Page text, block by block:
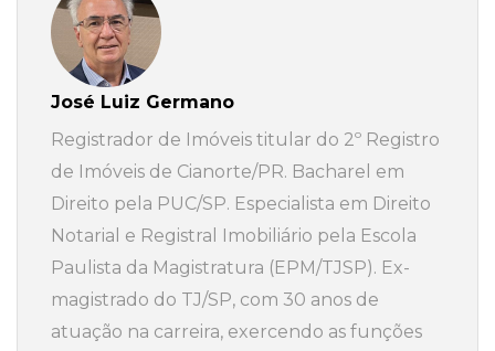
José Luiz Germano
Registrador de Imóveis titular do 2º Registro
de Imóveis de Cianorte/PR. Bacharel em
Direito pela PUC/SP. Especialista em Direito
Notarial e Registral Imobiliário pela Escola
Paulista da Magistratura (EPM/TJSP). Ex-
magistrado do TJ/SP, com 30 anos de
atuação na carreira, exercendo as funções